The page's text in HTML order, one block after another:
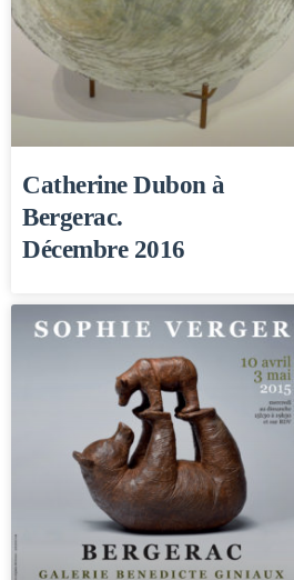
Catherine Dubon à
Bergerac.
Décembre 2016